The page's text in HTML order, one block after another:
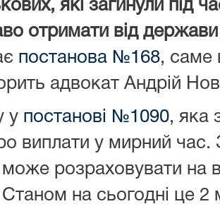
які загинули під
отримати від держави
постанова №168, саме
адвокат Андрій
у постанові №1090, яка
виплати у мирний
може розраховувати на
Станом на сьогодні це 2